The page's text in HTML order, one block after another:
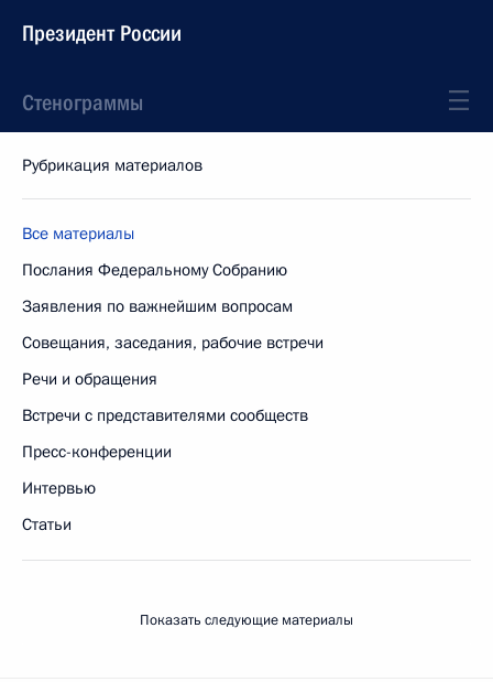
Президент России
Стенограммы
Рубрикация материалов
Все материалы
Послания Федеральному Собранию
Заявления по важнейшим вопросам
Совещания, заседания, рабочие встречи
Речи и обращения
Встречи с представителями сообществ
Пресс-конференции
Интервью
Статьи
Показать следующие материалы